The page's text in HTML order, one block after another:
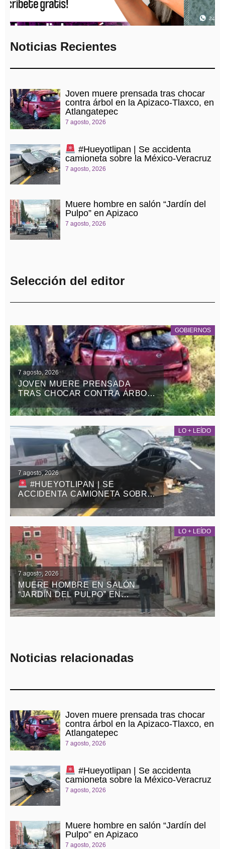
Noticias Recientes
Joven muere prensada tras chocar
contra árbol en la Apizaco-Tlaxco, en
Atlangatepec
7 agosto, 2026
#Hueyotlipan | Se accidenta
camioneta sobre la México-Veracruz
7 agosto, 2026
Muere hombre en salón “Jardín del
Pulpo” en Apizaco
7 agosto, 2026
Selección del editor
GOBIERNOS
7 agosto, 2026
JOVEN MUERE PRENSADA
TRAS CHOCAR CONTRA ÁRBOL
EN LA APIZACO-TLAXCO, EN
ATLANGATEPEC
LO + LEÍDO
7 agosto, 2026
#HUEYOTLIPAN | SE
ACCIDENTA CAMIONETA SOBRE
LA MÉXICO-VERACRUZ
LO + LEÍDO
7 agosto, 2026
MUERE HOMBRE EN SALÓN
“JARDÍN DEL PULPO” EN
APIZACO
Noticias relacionadas
Joven muere prensada tras chocar
contra árbol en la Apizaco-Tlaxco, en
Atlangatepec
7 agosto, 2026
#Hueyotlipan | Se accidenta
camioneta sobre la México-Veracruz
7 agosto, 2026
Muere hombre en salón “Jardín del
Pulpo” en Apizaco
7 agosto, 2026